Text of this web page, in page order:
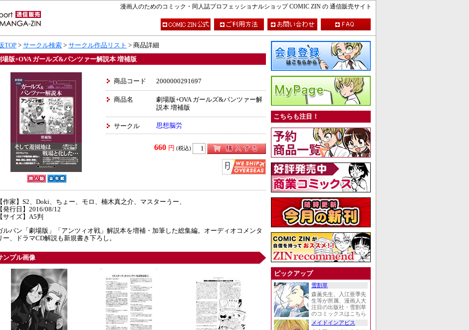
漫画人のためのコミック・同人誌プロフェッショナルショップ COMIC ZIN の 通信販売サイト
TOP > サークル検索 > サークル作品リスト > 商品詳細
場版+OVA ガールズ&パンツァー解説本 増補版
商品コード 2000000291697
商品名
劇場版+OVA ガールズ&パンツァー解
説本 増補版
サークル 思想脳労
660 円 (税込)
【作家】S2、Doki、ちょー、モロ、楠木真之介、マスターうー、
【発行日】2016/08/12
【サイズ】A5判
ルパン「劇場版」「アンツィオ戦」解説本を増補・加筆した総集編。オーディオコメンタ
ー、ドラマCD解説も新規書き下ろし。
ンプル画像
こちらも注目！
ピックアップ
雪割草
森薫先生、入江亜季先
生等が所属、漫画人大
注目の出版社・雪割草
のコミックスはこちら
メイドインアビス